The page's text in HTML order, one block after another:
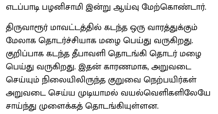
எடப்பாடி பழனிசாமி இன்று ஆய்வு மேற்கொண்டார்.
திருவாரூர் மாவட்டத்தில் கடந்த ஒரு வாரத்துக்கும்
மேலாக தொடர்ச்சியாக மழை பெய்து வருகிறது.
குறிப்பாக கடந்த தீபாவளி தொடங்கி தொடர் மழை
பெய்து வருகிறது. இதன் காரணமாக, அறுவடை
செய்யும் நிலையிலிருந்த குறுவை நெற்பயிர்கள்
அறுவடை செய்ய முடியாமல் வயல்வெளிகளிலேயே
சாய்ந்து முளைக்கத் தொடங்கியுள்ளன.